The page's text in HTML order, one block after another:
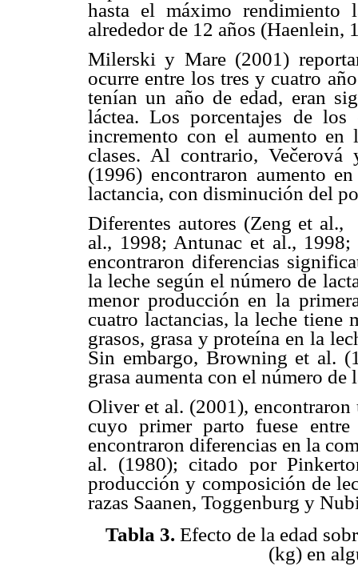
hasta el máximo rendimiento
alrededor de 12 años (Haenlein,
Milerski y Mare (2001)
ocurre entre los tres y cuatro
tenían un año de edad, eran
láctea. Los porcentajes de
incremento con el aumento
clases. Al contrario,
(1996) encontraron aumento
lactancia, con disminución del
Diferentes autores (Zeng et
al., 1998; Antunac et al.,
encontraron diferencias
la leche según el número de
menor producción en la
cuatro lactancias, la leche tiene
grasos, grasa y proteína en la
Sin embargo, Browning et al.
grasa aumenta con el número
Oliver et al. (2001),
cuyo primer parto fuese
encontraron diferencias en la
al. (1980); citado por
producción y composición de
razas Saanen, Toggenburg y
Tabla 3. Efecto de la edad
(kg) en